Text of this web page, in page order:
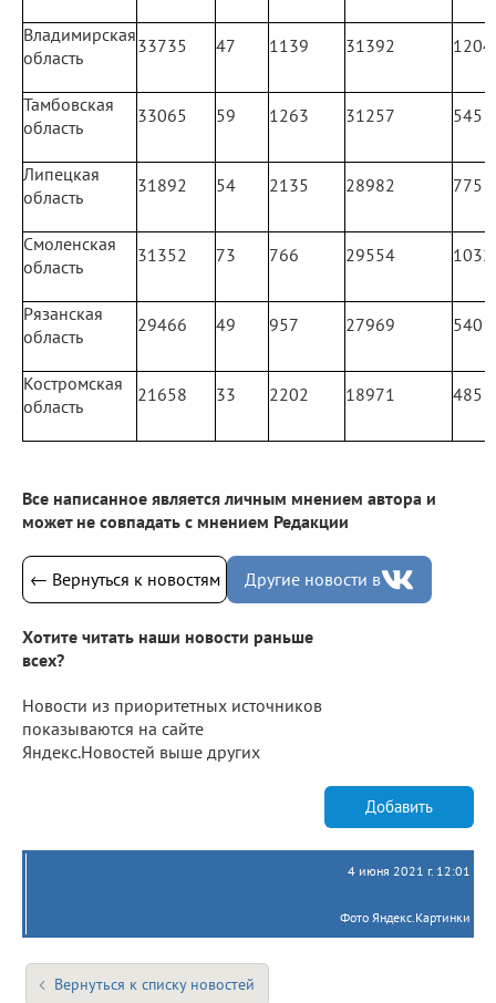
Владимирская
область
33735 47 1139 31392 1204
Тамбовская
область
33065 59 1263 31257 545
Липецкая
область
31892 54 2135 28982 775
Смоленская
область
31352 73 766 29554 1032
Рязанская
область
29466 49 957 27969 540
Костромская
область
21658 33 2202 18971 485
Все написанное является личным мнением автора и
может не совпадать с мнением Редакции
← Вернуться к новостям Другие новости в
Хотите читать наши новости раньше
всех?
Новости из приоритетных источников
показываются на сайте
Яндекс.Новостей выше других
Добавить
4 июня 2021 г. 12:01
Фото Яндекс.Картинки
Вернуться к списку новостей